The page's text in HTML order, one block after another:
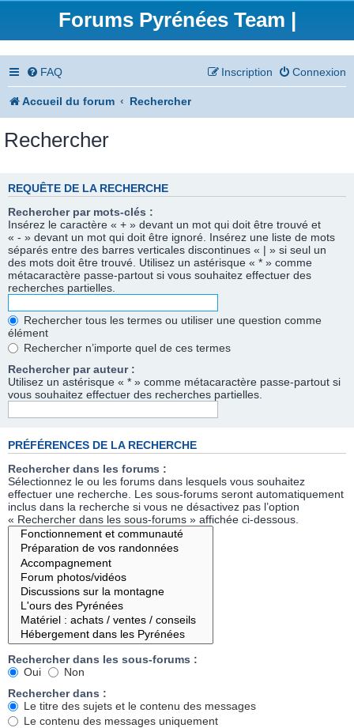
Forums Pyrénées Team |
FAQ Connexion
Inscription
Accueil du forum Rechercher
Rechercher
REQUÊTE DE LA RECHERCHE
Rechercher par mots-clés :
Insérez le caractère « + » devant un mot qui doit être trouvé et
« - » devant un mot qui doit être ignoré. Insérez une liste de mots
séparés entre des barres verticales discontinues « | » si seul un
des mots doit être trouvé. Utilisez un astérisque « * » comme
métacaractère passe-partout si vous souhaitez effectuer des
recherches partielles.
Rechercher tous les termes ou utiliser une question comme
élément
Rechercher n’importe quel de ces termes
Rechercher par auteur :
Utilisez un astérisque « * » comme métacaractère passe-partout si
vous souhaitez effectuer des recherches partielles.
PRÉFÉRENCES DE LA RECHERCHE
Rechercher dans les forums :
Sélectionnez le ou les forums dans lesquels vous souhaitez
effectuer une recherche. Les sous-forums seront automatiquement
inclus dans la recherche si vous ne désactivez pas l’option
« Rechercher dans les sous-forums » affichée ci-dessous.
Rechercher dans les sous-forums :
Oui
Non
Rechercher dans :
Le titre des sujets et le contenu des messages
Le contenu des messages uniquement